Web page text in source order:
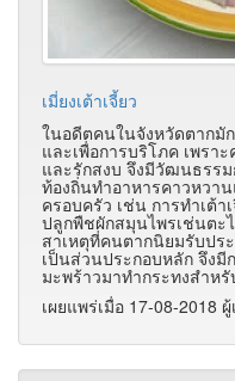
เมี่ยงเต้าเจี้ยว
ในอดีตคนในจังหวัดตากมั
และเพื่อการบริโภค เพรา
และรักสงบ จึงมีวัฒนธรร
ท้องถิ่นทำอาหารคาวหวา
ครอบครัว เช่น การทำเต้า
ปลูกพืชผักสมุนไพรเช่นตะ
สาเหตุที่คนตากนิยมรับปร
เป็นส่วนประกอบหลัก จึงมี
มะพร้าวมาทำกระทงสำห
เผยแพร่เมื่อ 17-08-2018